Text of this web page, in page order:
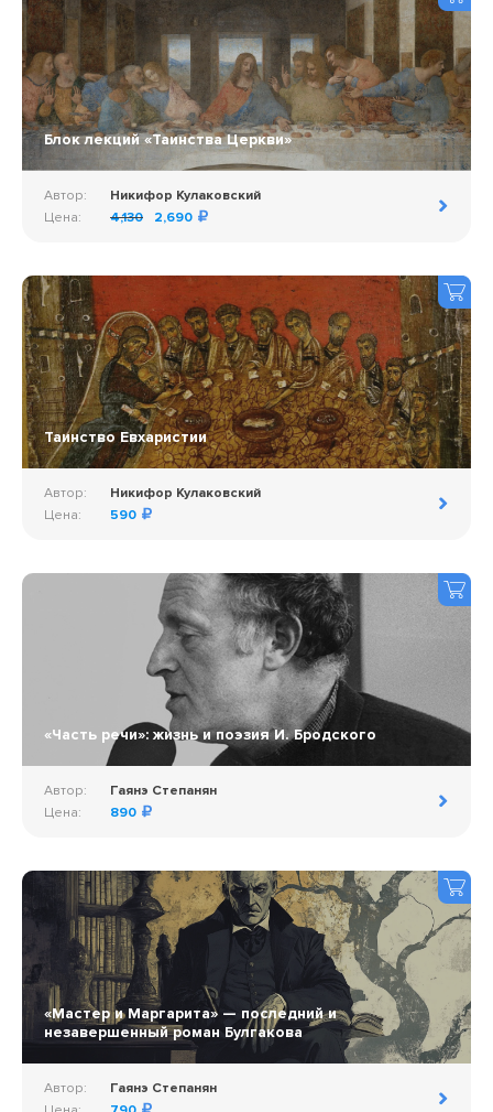
Блок лекций «Таинства Церкви»
Автор:
Никифор Кулаковский
Цена:
4,130 2,690
Таинство Евхаристии
Автор:
Никифор Кулаковский
Цена:
590
«Часть речи»: жизнь и поэзия И. Бродского
Автор:
Гаянэ Степанян
Цена:
890
«Мастер и Маргарита» — последний и
незавершенный роман Булгакова
Автор:
Гаянэ Степанян